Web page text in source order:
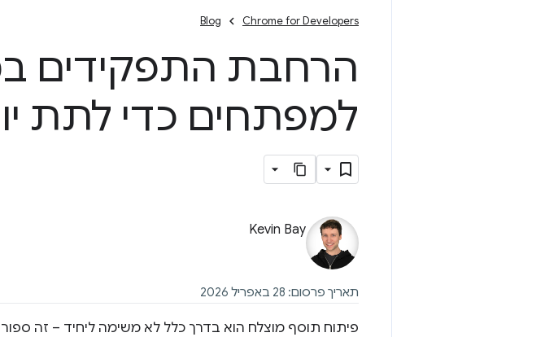
Chrome for Developers
Blog
הרחבת התפקידים
למפתחים כדי לתת
Kevin Bay
תאריך פרסום: 28 באפריל 2026
פיתוח תוסף מוצלח הוא בדרך כלל לא משימה ליחיד – זה